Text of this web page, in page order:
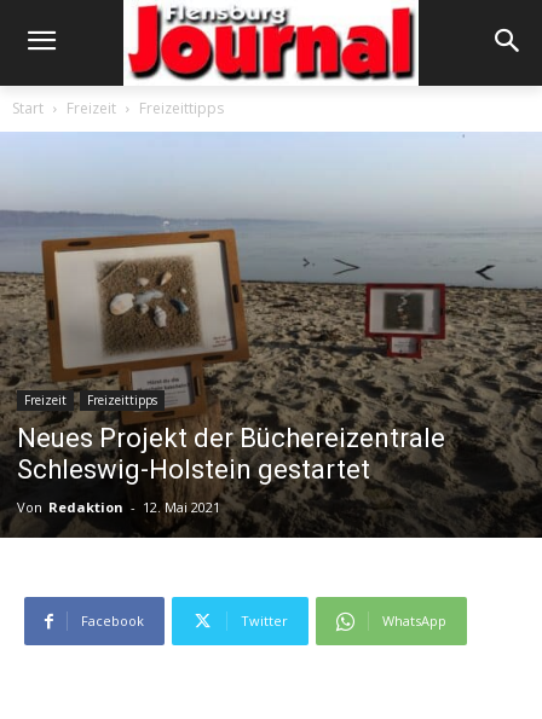
Start Freizeit Freizeittipps
Freizeit Freizeittipps
Neues Projekt der Büchereizentrale
Schleswig-Holstein gestartet
Von Redaktion - 12. Mai 2021
Facebook Twitter WhatsApp